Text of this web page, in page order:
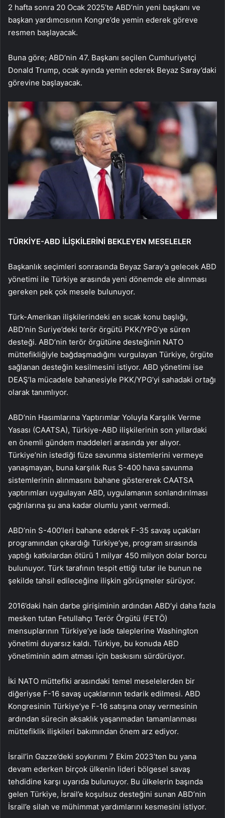
2 hafta sonra 20 Ocak 2025’te ABD’nin yeni başkanı ve
başkan yardımcısının Kongre’de yemin ederek göreve
resmen başlayacak.
Buna göre; ABD’nin 47. Başkanı seçilen Cumhuriyetçi
Donald Trump, ocak ayında yemin ederek Beyaz Saray’daki
görevine başlayacak.
TÜRKİYE-ABD İLİŞKİLERİNİ BEKLEYEN MESELELER
Başkanlık seçimleri sonrasında Beyaz Saray’a gelecek ABD
yönetimi ile Türkiye arasında yeni dönemde ele alınması
gereken pek çok mesele bulunuyor.
Türk-Amerikan ilişkilerindeki en sıcak konu başlığı,
ABD’nin Suriye’deki terör örgütü PKK/YPG’ye süren
desteği. ABD’nin terör örgütüne desteğinin NATO
müttefikliğiyle bağdaşmadığını vurgulayan Türkiye, örgüte
sağlanan desteğin kesilmesini istiyor. ABD yönetimi ise
DEAŞ’la mücadele bahanesiyle PKK/YPG’yi sahadaki ortağı
olarak tanımlıyor.
ABD’nin Hasımlarına Yaptırımlar Yoluyla Karşılık Verme
Yasası (CAATSA), Türkiye-ABD ilişkilerinin son yıllardaki
en önemli gündem maddeleri arasında yer alıyor.
Türkiye’nin istediği füze savunma sistemlerini vermeye
yanaşmayan, buna karşılık Rus S-400 hava savunma
sistemlerinin alınmasını bahane göstererek CAATSA
yaptırımları uygulayan ABD, uygulamanın sonlandırılması
çağrılarına şu ana kadar olumlu yanıt vermedi.
ABD’nin S-400’leri bahane ederek F-35 savaş uçakları
programından çıkardığı Türkiye’ye, program sırasında
yaptığı katkılardan ötürü 1 milyar 450 milyon dolar borcu
bulunuyor. Türk tarafının tespit ettiği tutar ile bunun ne
şekilde tahsil edileceğine ilişkin görüşmeler sürüyor.
2016’daki hain darbe girişiminin ardından ABD’yi daha fazla
mesken tutan Fetullahçı Terör Örgütü (FETÖ)
mensuplarının Türkiye’ye iade taleplerine Washington
yönetimi duyarsız kaldı. Türkiye, bu konuda ABD
yönetiminin adım atması için baskısını sürdürüyor.
İki NATO müttefiki arasındaki temel meselelerden bir
diğeriyse F-16 savaş uçaklarının tedarik edilmesi. ABD
Kongresinin Türkiye’ye F-16 satışına onay vermesinin
ardından sürecin aksaklık yaşanmadan tamamlanması
müttefiklik ilişkileri bakımından önem arz ediyor.
İsrail’in Gazze’deki soykırımı 7 Ekim 2023’ten bu yana
devam ederken birçok ülkenin lideri bölgesel savaş
tehdidine karşı uyarıda bulunuyor. Bu ülkelerin başında
gelen Türkiye, İsrail’e koşulsuz desteğini sunan ABD’nin
İsrail’e silah ve mühimmat yardımlarını kesmesini istiyor.